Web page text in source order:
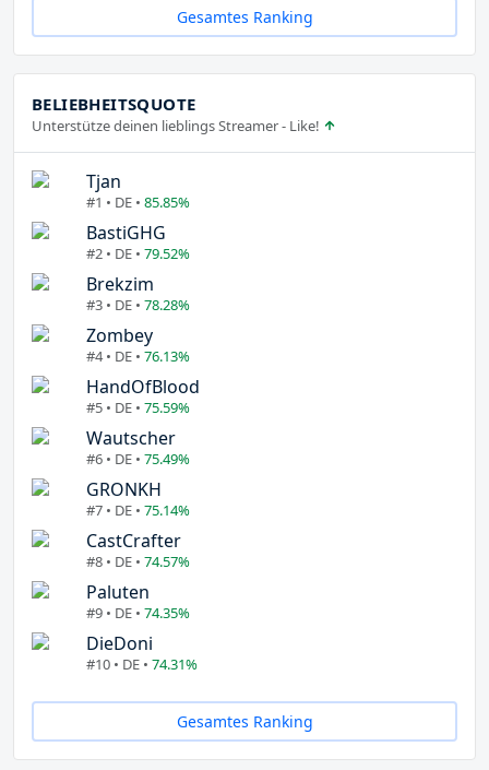
Gesamtes Ranking
BELIEBHEITSQUOTE
Unterstütze deinen lieblings Streamer - Like!
Tjan
#1 • DE • 85.85%
BastiGHG
#2 • DE • 79.52%
Brekzim
#3 • DE • 78.28%
Zombey
#4 • DE • 76.13%
HandOfBlood
#5 • DE • 75.59%
Wautscher
#6 • DE • 75.49%
GRONKH
#7 • DE • 75.14%
CastCrafter
#8 • DE • 74.57%
Paluten
#9 • DE • 74.35%
DieDoni
#10 • DE • 74.31%
Gesamtes Ranking